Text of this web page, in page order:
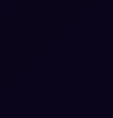
to
koszt
platformę to krok
w dłuższej
utrzymanie przestarzałego
które automatyzuje
koszty obsługi i zwiększa